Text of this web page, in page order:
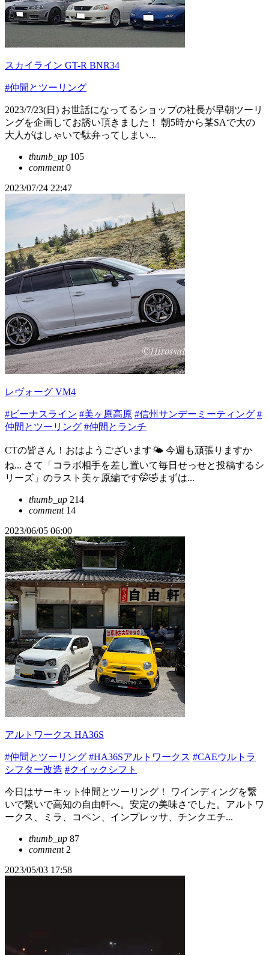
スカイライン GT-R BNR34
#仲間とツーリング
2023/7/23(日) お世話になってるショップの社長が早朝ツーリ
ングを企画してお誘い頂きました！ 朝5時から某SAで大の
大人がはしゃいで駄弁ってしまい...
thumb_up 105
comment0
2023/07/24 22:47
レヴォーグ VM4
#ビーナスライン #美ヶ原高原 #信州サンデーミーティング #
仲間とツーリング #仲間とランチ
CTの皆さん！おはようございます🌤️ 今週も頑張りますか
ね... さて「コラボ相手を差し置いて毎日せっせと投稿するシ
リーズ」のラスト美ヶ原編です🤭🤣まずは...
thumb_up 214
comment14
2023/06/05 06:00
アルトワークス HA36S
#仲間とツーリング #HA36Sアルトワークス #CAEウルトラ
シフター改造 #クイックシフト
今日はサーキット仲間とツーリング！ ワインディングを繋
いで繋いで高知の自由軒へ。安定の美味さでした。アルトワ
ークス、ミラ、コペン、インプレッサ、チンクエチ...
thumb_up 87
comment2
2023/05/03 17:58